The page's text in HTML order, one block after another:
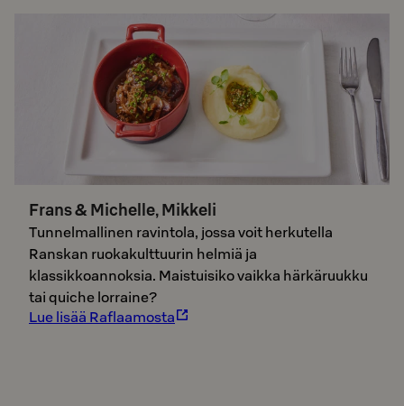
Frans & Michelle, Mikkeli
Tunnelmallinen ravintola, jossa voit herkutella
Ranskan ruokakulttuurin helmiä ja
klassikkoannoksia. Maistuisiko vaikka härkäruukku
tai quiche lorraine?
Lue lisää Raflaamosta